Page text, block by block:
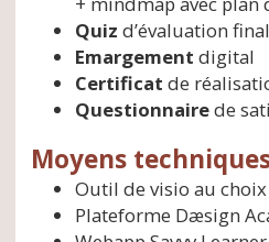
Quiz d’évaluation
Emargement digital
Certificat de
Questionnairede
Moyens
Outil de visio au choix
Plateforme Dæsign